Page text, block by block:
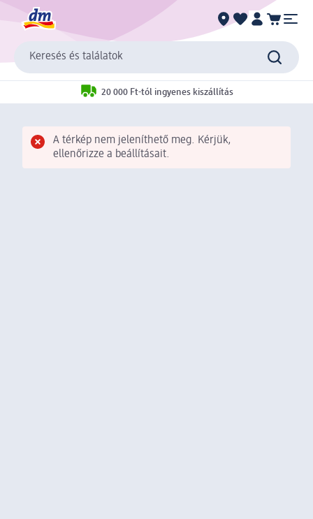
Keresés és találatok
20 000 Ft-tól ingyenes kiszállítás
A térkép nem jeleníthető meg. Kérjük,
ellenőrizze a beállításait.